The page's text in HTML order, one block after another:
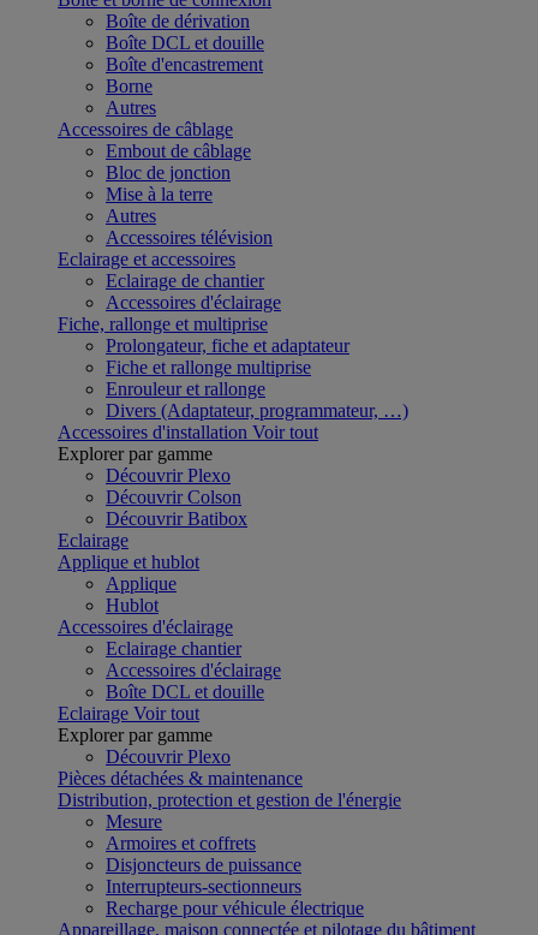
Boîte de dérivation
Boîte DCL et douille
Boîte d'encastrement
Borne
Autres
Accessoires de câblage
Embout de câblage
Bloc de jonction
Mise à la terre
Autres
Accessoires télévision
Eclairage et accessoires
Eclairage de chantier
Accessoires d'éclairage
Fiche, rallonge et multiprise
Prolongateur, fiche et adaptateur
Fiche et rallonge multiprise
Enrouleur et rallonge
Divers (Adaptateur, programmateur, …)
Accessoires d'installation Voir tout
Explorer par gamme
Découvrir Plexo
Découvrir Colson
Découvrir Batibox
Eclairage
Applique et hublot
Applique
Hublot
Accessoires d'éclairage
Eclairage chantier
Accessoires d'éclairage
Boîte DCL et douille
Eclairage Voir tout
Explorer par gamme
Découvrir Plexo
Pièces détachées & maintenance
Distribution, protection et gestion de l'énergie
Mesure
Armoires et coffrets
Disjoncteurs de puissance
Interrupteurs-sectionneurs
Recharge pour véhicule électrique
Appareillage, maison connectée et pilotage du bâtiment